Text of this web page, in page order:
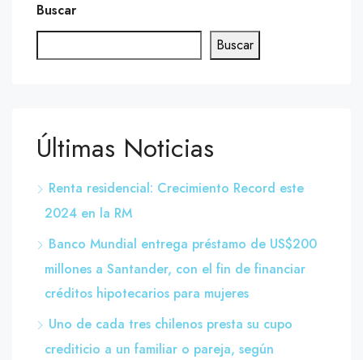
Buscar
Buscar
Últimas Noticias
Renta residencial: Crecimiento Record este
2024 en la RM
Banco Mundial entrega préstamo de US$200
millones a Santander, con el fin de financiar
créditos hipotecarios para mujeres
Uno de cada tres chilenos presta su cupo
crediticio a un familiar o pareja, según